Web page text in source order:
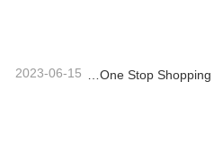
2023-06-15